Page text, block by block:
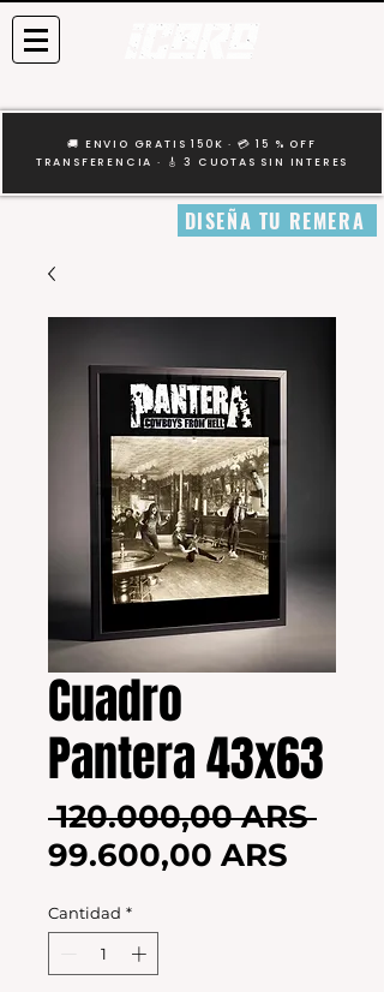
🚚 ENVIO GRATIS 150K · 💳 15 % OFF
TRANSFERENCIA · 🎸 3 CUOTAS SIN INTERES
DISEÑA TU REMERA
Cuadro
Pantera 43x63
120.000,00 ARS
99.600,00 ARS
Cantidad *